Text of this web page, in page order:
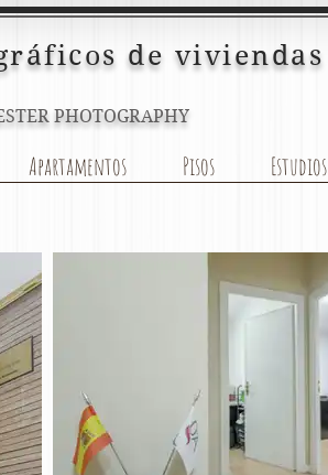
de viviendas
PHOTOGRAPHY
Apartamentos Pisos Estudios